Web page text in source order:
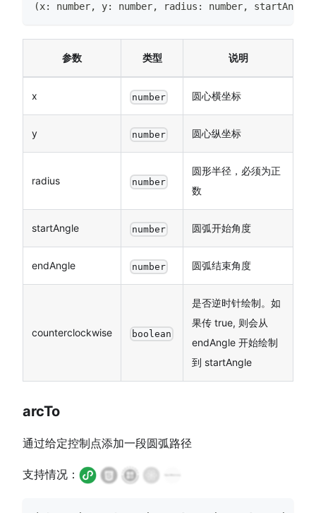
(x: number, y: number, radius : number, startAngle
参数 类型 说明
x number 圆心横坐标
y number 圆心纵坐标
radius number
圆形半径，必须为正
数
startAngle number 圆弧开始角度
endAngle number 圆弧结束角度
counterclockwise boolean
是否逆时针绘制。如
果传 true, 则会从
endAngle 开始绘制
到 startAngle
arcTo
通过给定控制点添加一段圆弧路径
支持情况：